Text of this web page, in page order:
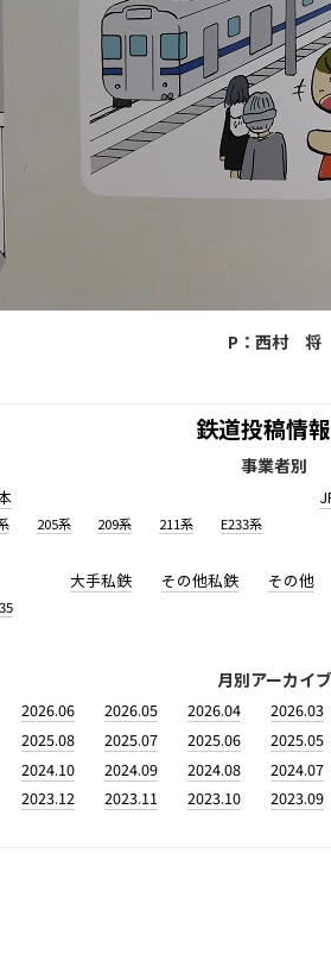
P：西村 将
鉄道投稿情
事業者別
205系 209系 211系 E233系
大手私鉄 その他私鉄 その他
月別アーカイブ
2026.06 2026.05 2026.04 2026.03
2025.08 2025.07 2025.06 2025.05
2024.10 2024.09 2024.08 2024.07
2023.12 2023.11 2023.10 2023.09